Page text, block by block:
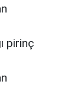
pirinç